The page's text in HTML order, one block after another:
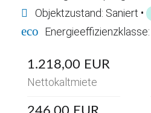
Objektzustand: Saniert •
eco Energieeffizienzklasse:
1.218,00 EUR
Nettokaltmiete